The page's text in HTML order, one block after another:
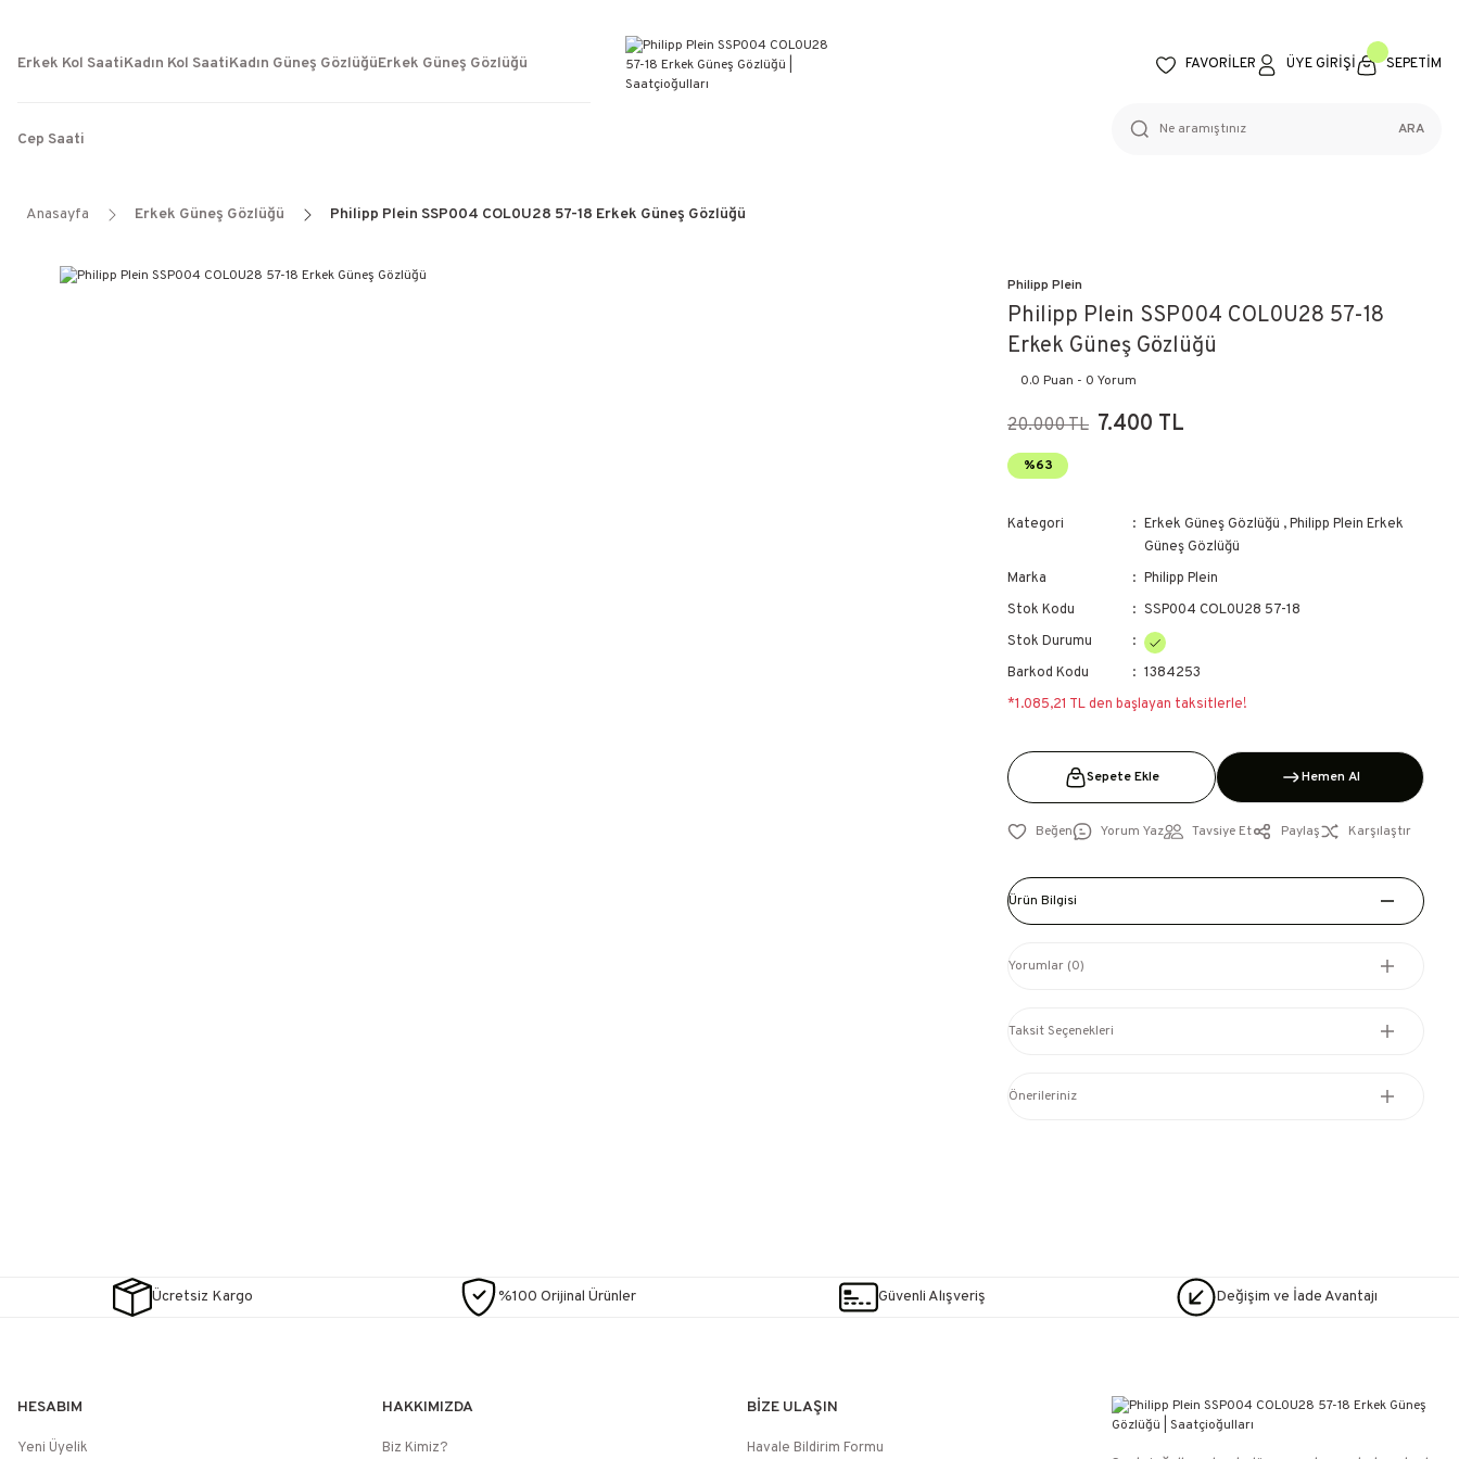
%100 ORİJİNAL ÜRÜN GARANTİSİ
WEB SİTESİNE ÖZEL FİYATLAR
KAÇIRILMAYACAK FIRSATLAR
Erkek Kol SaatiKadın Kol SaatiKadın Güneş GözlüğüErkek Güneş Gözlüğü
Cep Saati
FAVORİLER ÜYE GİRİŞİ SEPETİM
ARA
Anasayfa Erkek Güneş Gözlüğü Philipp Plein SSP004 COL0U28 57-18 Erkek Güneş Gözlüğü
Philipp Plein
Philipp Plein SSP004 COL0U28 57-18
Erkek Güneş Gözlüğü
0.0 Puan - 0 Yorum
20.000 TL 7.400 TL
%63
Kategori Erkek Güneş Gözlüğü ,Philipp Plein Erkek
Güneş Gözlüğü
Marka
Philipp Plein
Stok Kodu
SSP004 COL0U28 57-18
Stok Durumu
Barkod Kodu
1384253
*1.085,21 TL den başlayan taksitlerle!
Sepete Ekle Hemen Al
Yorum Yaz Tavsiye Et Paylaş Karşılaştır
Ürün Bilgisi
Yorumlar (0)
Taksit Seçenekleri
Önerileriniz
Ücretsiz Kargo %100 Orijinal Ürünler Güvenli Alışveriş Değişim ve İade Avantajı
HESABIM
Yeni Üyelik
HAKKIMIZDA
Biz Kimiz?
BİZE ULAŞIN
Havale Bildirim Formu